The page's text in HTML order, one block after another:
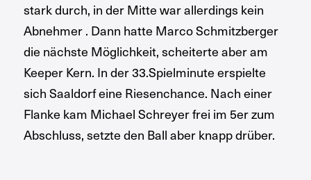
stark durch, in der Mitte war allerdings kein
Abnehmer . Dann hatte Marco Schmitzberger
die nächste Möglichkeit, scheiterte aber am
Keeper Kern. In der 33.Spielminute erspielte
sich Saaldorf eine Riesenchance. Nach einer
Flanke kam Michael Schreyer frei im 5er zum
Abschluss, setzte den Ball aber knapp drüber.